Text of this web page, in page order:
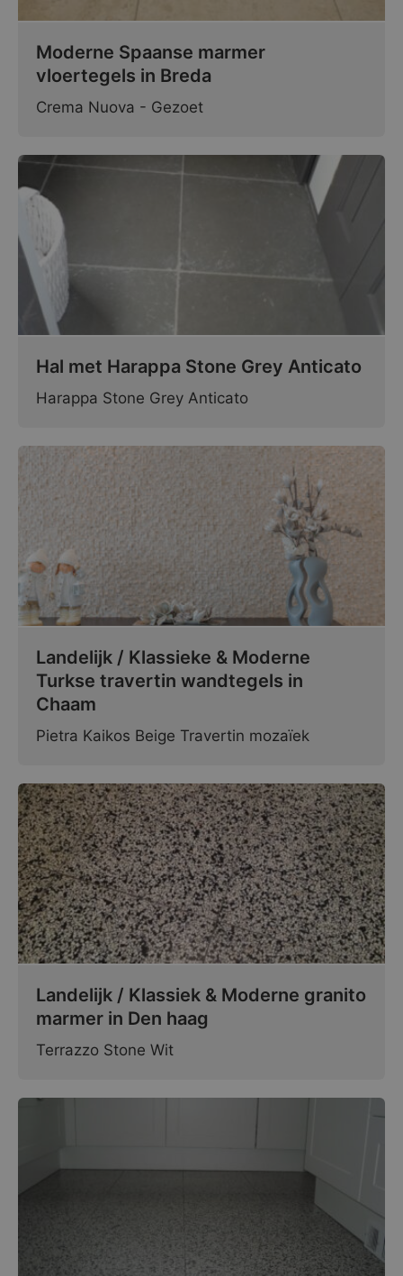
Moderne Spaanse marmer
vloertegels in Breda
Crema Nuova - Gezoet
Hal met Harappa Stone Grey Anticato
Harappa Stone Grey Anticato
Landelijk / Klassieke & Moderne
Turkse travertin wandtegels in
Chaam
Pietra Kaikos Beige Travertin mozaïek
Landelijk / Klassiek & Moderne granito
marmer in Den haag
Terrazzo Stone Wit